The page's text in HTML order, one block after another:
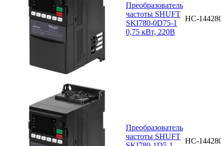
Преобразователь
частоты SHUFT
SKI780-0D75-1
0,75 кВт, 220В
НС-
Преобразователь
частоты SHUFT
НС-